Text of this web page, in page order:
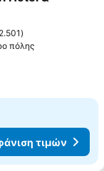
αγαπημένα
2.501
πόλης
τιμών